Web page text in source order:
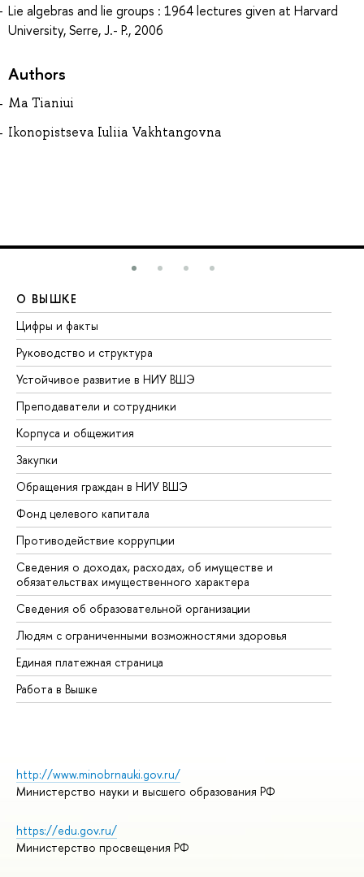
Lie algebras and lie groups : 1964 lectures given at Harvard
University, Serre, J.- P., 2006
Authors
Ma Tianiui
Ikonopistseva Iuliia Vakhtangovna
О ВЫШКЕ
Цифры и факты
Руководство и структура
Устойчивое развитие в НИУ ВШЭ
Преподаватели и сотрудники
Корпуса и общежития
Закупки
Обращения граждан в НИУ ВШЭ
Фонд целевого капитала
Противодействие коррупции
Сведения о доходах, расходах, об имуществе и
обязательствах имущественного характера
Сведения об образовательной организации
Людям с ограниченными возможностями здоровья
Единая платежная страница
Работа в Вышке
http://www.minobrnauki.gov.ru/
Министерство науки и высшего образования РФ
https://edu.gov.ru/
Министерство просвещения РФ